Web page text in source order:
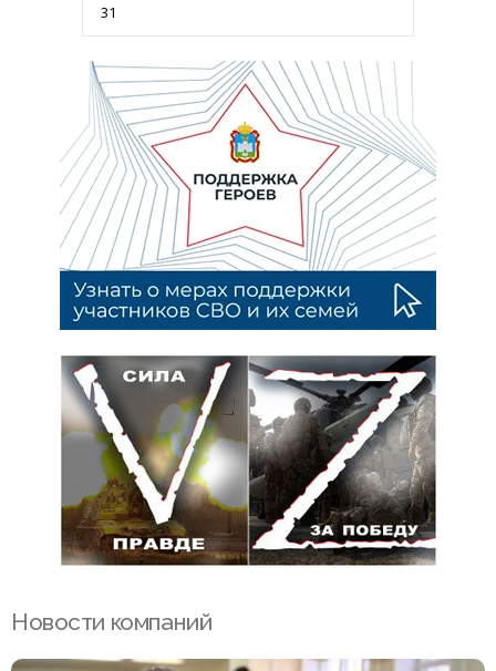
31
Новости компаний